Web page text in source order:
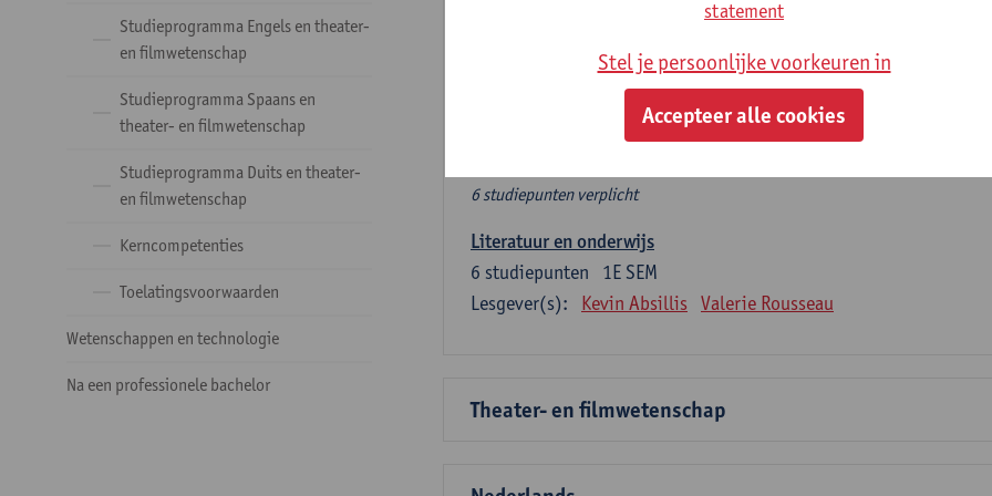
Studieprogramma Engels en theater-
en filmwetenschap
Studieprogramma Spaans en
theater- en filmwetenschap
Studieprogramma Duits en theater-
en filmwetenschap
Kerncompetenties
Toelatingsvoorwaarden
Wetenschappen en technologie
Na een professionele bachelor
Verplicht algemeen opleidingsonderdeel
Deze 6 verplichte studiepunten tellen mee in de
6 studiepunten verplicht
Literatuur en onderwijs
1E SEM
6 studiepunten
Lesgever(s):
Kevin Absillis Valerie Rousseau
Theater- en filmwetenschap
statement
Stel je persoonlijke voorkeuren in
Accepteer alle cookies